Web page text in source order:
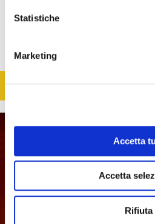
Statistiche
Marketing
Accetta
Accetta
Rifiuta
indimenticabile!
Voli inclusi
SCOPRI